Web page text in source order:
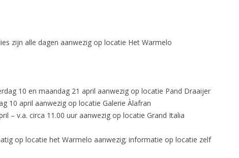
zijn alle dagen aanwezig op locatie Het Warmelo
10 en maandag 21 april aanwezig op locatie Pand Draaijer
10 april aanwezig op locatie Galerie Àlafran
– v.a. circa 11.00 uur aanwezig op locatie Grand Italia
op locatie het Warmelo aanwezig; informatie op locatie zelf